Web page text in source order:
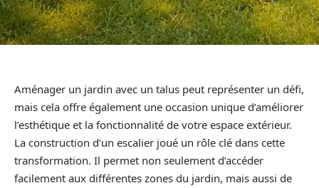
Aménager un jardin avec un talus peut représenter un défi,
mais cela offre également une occasion unique d’améliorer
l’esthétique et la fonctionnalité de votre espace extérieur.
La construction d’un escalier joué un rôle clé dans cette
transformation. Il permet non seulement d’accéder
facilement aux différentes zones du jardin, mais aussi de